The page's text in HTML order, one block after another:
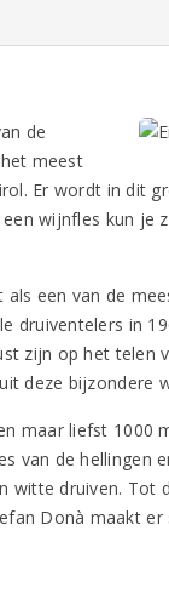
de
meest
Er wordt in dit
wijnfles kun je
een van de
druiventelers in
zijn op het telen
deze bijzondere
maar liefst 1000
van de hellingen
witte druiven. Tot
Donà maakt er